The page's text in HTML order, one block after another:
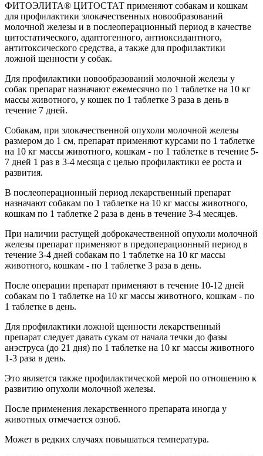
ФИТОЭЛИТА® ЦИТОСТАТ применяют собакам и кошкам
для профилактики злокачественных новообразований
молочной железы и в послеоперационный период в качестве
цитостатического, адаптогенного, антиоксидантного,
антитоксического средства, а также для профилактики
ложной щенности у собак.
Для профилактики новообразований молочной железы у
собак препарат назначают ежемесячно по 1 таблетке на 10 кг
массы животного, у кошек по 1 таблетке 3 раза в день в
течение 7 дней.
Собакам, при злокачественной опухоли молочной железы
размером до 1 см, препарат применяют курсами по 1 таблетке
на 10 кг массы животного, кошкам - по 1 таблетке в течение 5-
7 дней 1 раз в 3-4 месяца с целью профилактики ее роста и
развития.
В послеоперационный период лекарственный препарат
назначают собакам по 1 таблетке на 10 кг массы животного,
кошкам по 1 таблетке 2 раза в день в течение 3-4 месяцев.
При наличии растущей доброкачественной опухоли молочной
железы препарат применяют в предоперационный период в
течение 3-4 дней собакам по 1 таблетке на 10 кг массы
животного, кошкам - по 1 таблетке 3 раза в день.
После операции препарат применяют в течение 10-12 дней
собакам по 1 таблетке на 10 кг массы животного, кошкам - по
1 таблетке в день.
Для профилактики ложной щенности лекарственный
препарат следует давать сукам от начала течки до фазы
анэструса (до 21 дня) по 1 таблетке на 10 кг массы животного
1-3 раза в день.
Это является также профилактической мерой по отношению к
развитию опухоли молочной железы.
После применения лекарственного препарата иногда у
животных отмечается озноб.
Может в редких случаях повышаться температура.